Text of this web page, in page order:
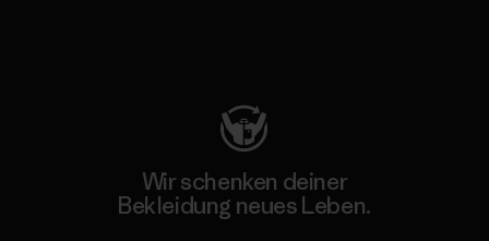
Wir schenken deiner
Bekleidung neues Leben.